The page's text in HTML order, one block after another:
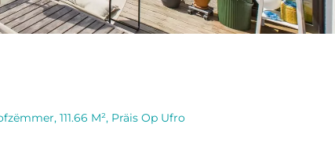
111.66 M², Präis Op Ufro